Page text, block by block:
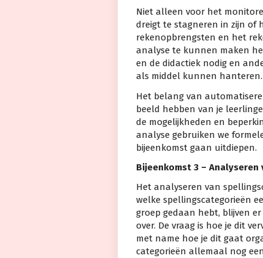
Niet alleen voor het
dreigt te stagneren in zijn of
rekenopbrengsten en het
analyse te kunnen maken
en de didactiek nodig en
als middel kunnen hanteren.
Het belang van
beeld hebben van je
de mogelijkheden en
analyse gebruiken we
bijeenkomst gaan uitdiepen.
Bijeenkomst 3 –
Het analyseren van
welke spellingscategorieën
groep gedaan hebt, blijven
over. De vraag is hoe je dit
met name hoe je dit gaat
categorieën allemaal nog